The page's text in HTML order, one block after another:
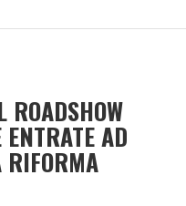
ROADSHOW
ENTRATE AD